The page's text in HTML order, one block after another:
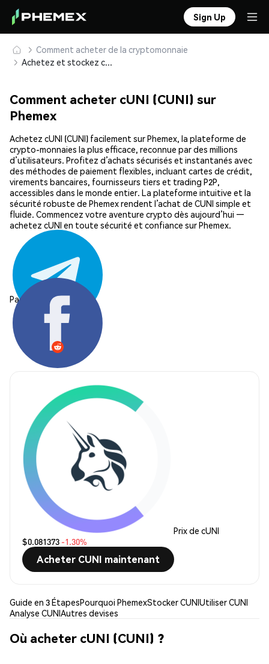
Sign Up
Comment acheter de la cryptomonnaie
Achetez et stockez cUNI (CUNI) en toute sécurité
Comment acheter cUNI (CUNI) sur
Phemex
Achetez cUNI (CUNI) facilement sur Phemex, la plateforme de
crypto-monnaies la plus efficace, reconnue par des millions
d’utilisateurs. Profitez d’achats sécurisés et instantanés avec
des méthodes de paiement flexibles, incluant cartes de crédit,
virements bancaires, fournisseurs tiers et trading P2P,
accessibles dans le monde entier. La plateforme intuitive et la
sécurité robuste de Phemex rendent l’achat de CUNI simple et
fluide. Commencez votre aventure crypto dès aujourd’hui —
achetez cUNI en toute sécurité et confiance sur Phemex.
Partager:
Prix de cUNI
$0.081373 -1.30%
Acheter CUNI maintenant
Guide en 3 ÉtapesPourquoi PhemexStocker CUNIUtiliser CUNI
Analyse CUNIAutres devises
Où acheter cUNI (CUNI) ?